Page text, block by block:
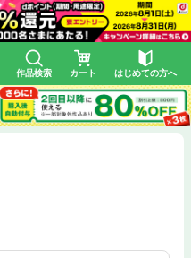
作品検索 カート はじめての方へ